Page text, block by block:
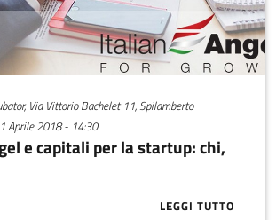
Via Vittorio Bachelet 11, Spilamberto
Aprile 2018 - 14:30
e capitali per la startup: chi,
LEGGI TUTTO
ABOUT